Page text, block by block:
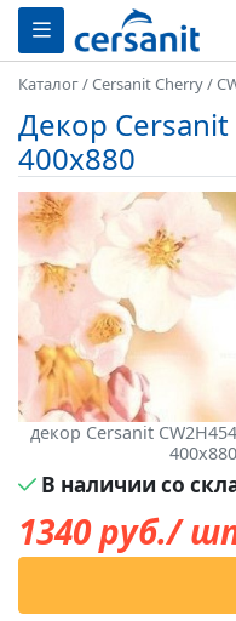
Каталог/Cersanit Cherry/
Декор Cersanit
400x880
декор Cersanit
В наличии со
1340руб./